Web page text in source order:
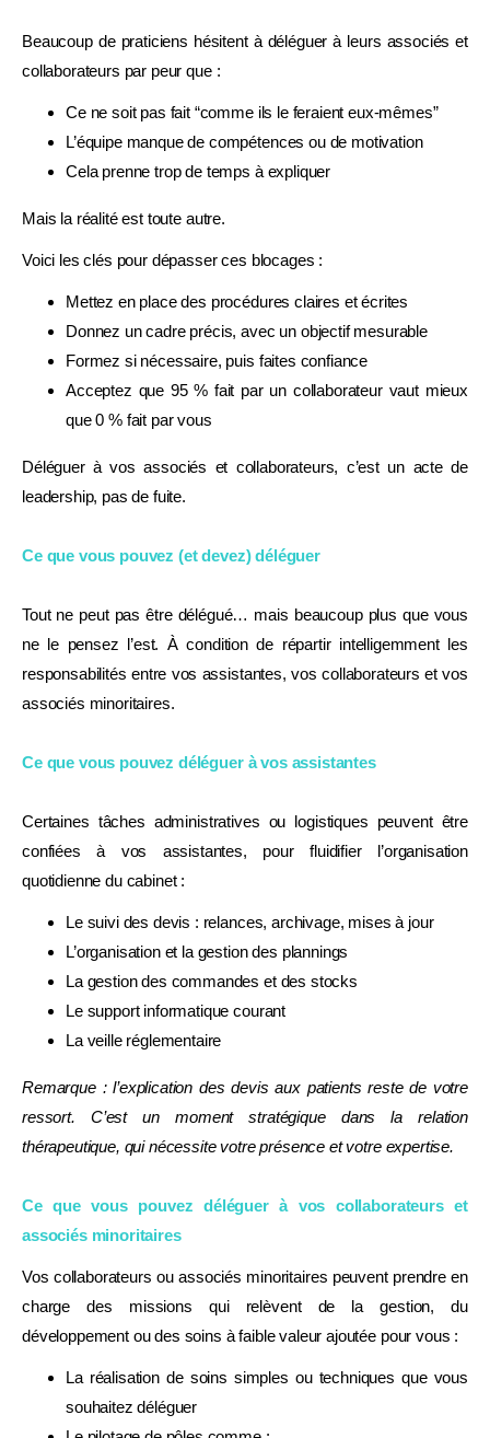
Beaucoup de praticiens hésitent à déléguer à leurs associés et
collaborateurs par peur que :
Ce ne soit pas fait “comme ils le feraient eux-mêmes”
L’équipe manque de compétences ou de motivation
Cela prenne trop de temps à expliquer
Mais la réalité est toute autre.
Voici les clés pour dépasser ces blocages :
Mettez en place des procédures claires et écrites
Donnez un cadre précis, avec un objectif mesurable
Formez si nécessaire, puis faites confiance
Acceptez que 95 % fait par un collaborateur vaut mieux
que 0 % fait par vous
Déléguer à vos associés et collaborateurs, c’est un acte de
leadership, pas de fuite.
Ce que vous pouvez (et devez) déléguer
Tout ne peut pas être délégué… mais beaucoup plus que vous
ne le pensez l’est. À condition de répartir intelligemment les
responsabilités entre vos assistantes, vos collaborateurs et vos
associés minoritaires.
Ce que vous pouvez déléguer à vos assistantes
Certaines tâches administratives ou logistiques peuvent être
confiées à vos assistantes, pour fluidifier l’organisation
quotidienne du cabinet :
Le suivi des devis : relances, archivage, mises à jour
L’organisation et la gestion des plannings
La gestion des commandes et des stocks
Le support informatique courant
La veille réglementaire
Remarque : l’explication des devis aux patients reste de votre
ressort. C’est un moment stratégique dans la relation
thérapeutique, qui nécessite votre présence et votre expertise.
Ce que vous pouvez déléguer à vos collaborateurs et
associés minoritaires
Vos collaborateurs ou associés minoritaires peuvent prendre en
charge des missions qui relèvent de la gestion, du
développement ou des soins à faible valeur ajoutée pour vous :
La réalisation de soins simples ou techniques que vous
souhaitez déléguer
DIAGNOSTIC GRATUIT · SANS ENGAGEMENT